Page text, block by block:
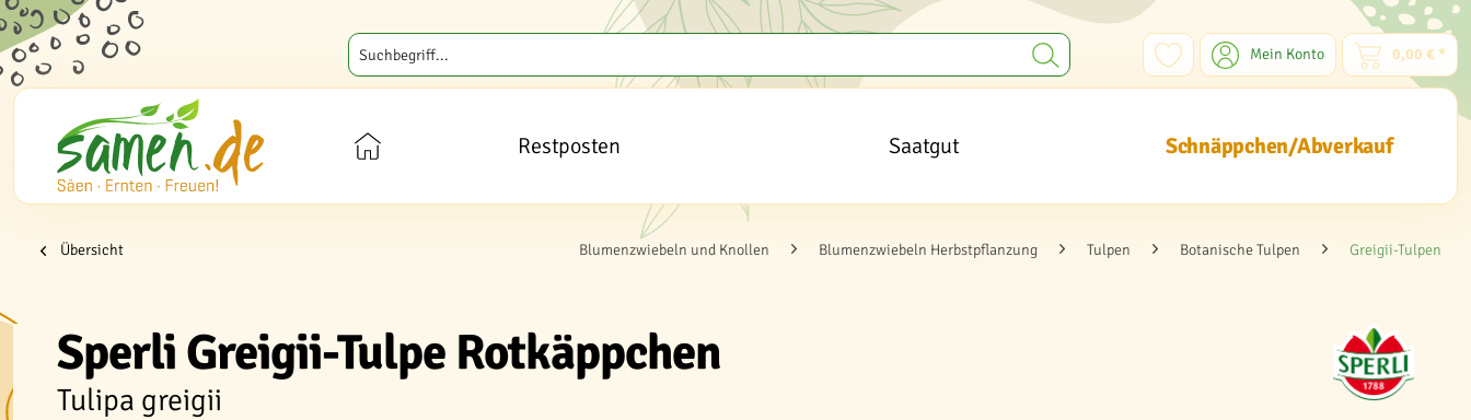
Mein Konto 0,00 € *
Restposten Saatgut Schnäppchen/Abverkauf
Übersicht Blumenzwiebeln und Knollen Blumenzwiebeln Herbstpflanzung Tulpen Botanische Tulpen Greigii-Tulpen
Sperli Greigii-Tulpe Rotkäppchen
Tulipa greigii